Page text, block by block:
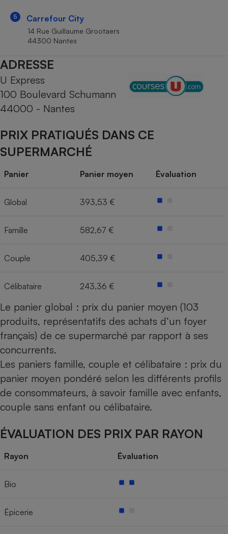
5 Carrefour City
14 Rue Guillaume Grootaers
44300 Nantes
ADRESSE
U Express
100 Boulevard Schumann
44000 - Nantes
PRIX PRATIQUÉS DANS CE
SUPERMARCHÉ
Panier Panier moyen Évaluation
Global 393,53 €
Famille 582,67 €
Couple 405,39 €
Célibataire 243,36 €
Le panier global : prix du panier moyen (103
produits, représentatifs des achats d’un foyer
français) de ce supermarché par rapport à ses
concurrents.
Les paniers famille, couple et célibataire : prix du
panier moyen pondéré selon les différents profils
de consommateurs, à savoir famille avec enfants,
couple sans enfant ou célibataire.
ÉVALUATION DES PRIX PAR RAYON
Rayon Évaluation
Bio
Épicerie
Cafetière à expressos
Robot ménager